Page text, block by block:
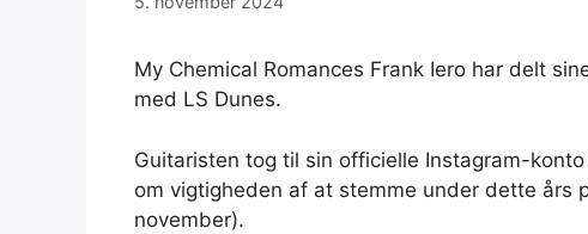
My Chemical Romances Frank Iero har delt
med LS Dunes.
Guitaristen tog til sin officielle Instagram-
om vigtigheden af ​​at stemme under dette
november).